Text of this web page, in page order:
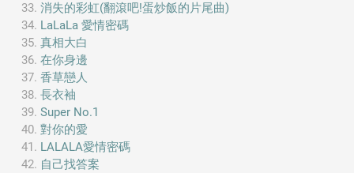
消失的彩虹(翻滾吧!蛋炒飯的片尾曲)
LaLaLa 愛情密碼
真相大白
在你身邊
香草戀人
長衣袖
Super No.1
對你的愛
LALALA愛情密碼
自己找答案